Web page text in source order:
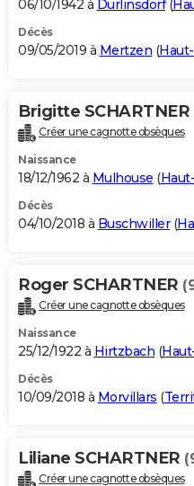
06/10/1942 à Durlinsdorf(
Décès
09/05/2019 à Mertzen (
Brigitte SCHARTNER
Créer une cagnotte obsèques
Naissance
18/12/1962 à Mulhouse (
Décès
04/10/2018 à Buschwiller(
Roger SCHARTNER
Créer une cagnotte obsèques
Naissance
25/12/1922 à Hirtzbach (
Décès
10/09/2018 à Morvillars (
Liliane SCHARTNER
Créer une cagnotte obsèques